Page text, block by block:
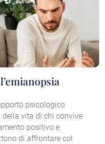
psicologico
vita di chi convive
positivo e
di affrontare col